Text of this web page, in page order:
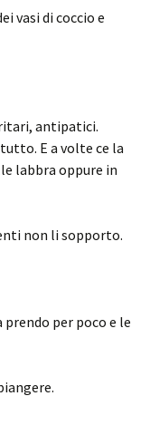
vasi di coccio e
antipatici.
E a volte ce la
labbra oppure in
non li sopporto.
per poco e le